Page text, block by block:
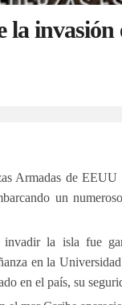
la invasión
Armadas de
un
la isla fue
en la
en el país, su